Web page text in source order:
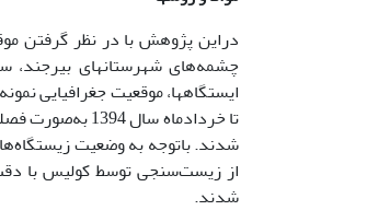
دراین پژوهش با در نظر گرفتن
چشمه‌های شهرستان­های بیرجند،
شدند. باتوجه به وضعیت
شدند.